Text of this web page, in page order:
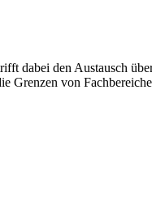
dabei den Austausch
Grenzen von